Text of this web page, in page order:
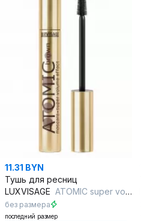
11.31 BYN
Тушь для ресниц
LUXVISAGE ATOMIC super volume effect BROWN
без размера
последний размер